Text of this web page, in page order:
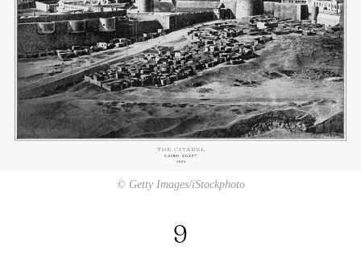
© Getty Images/iStockphoto
9